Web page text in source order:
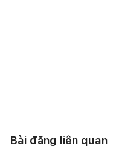
Bài đăng liên quan